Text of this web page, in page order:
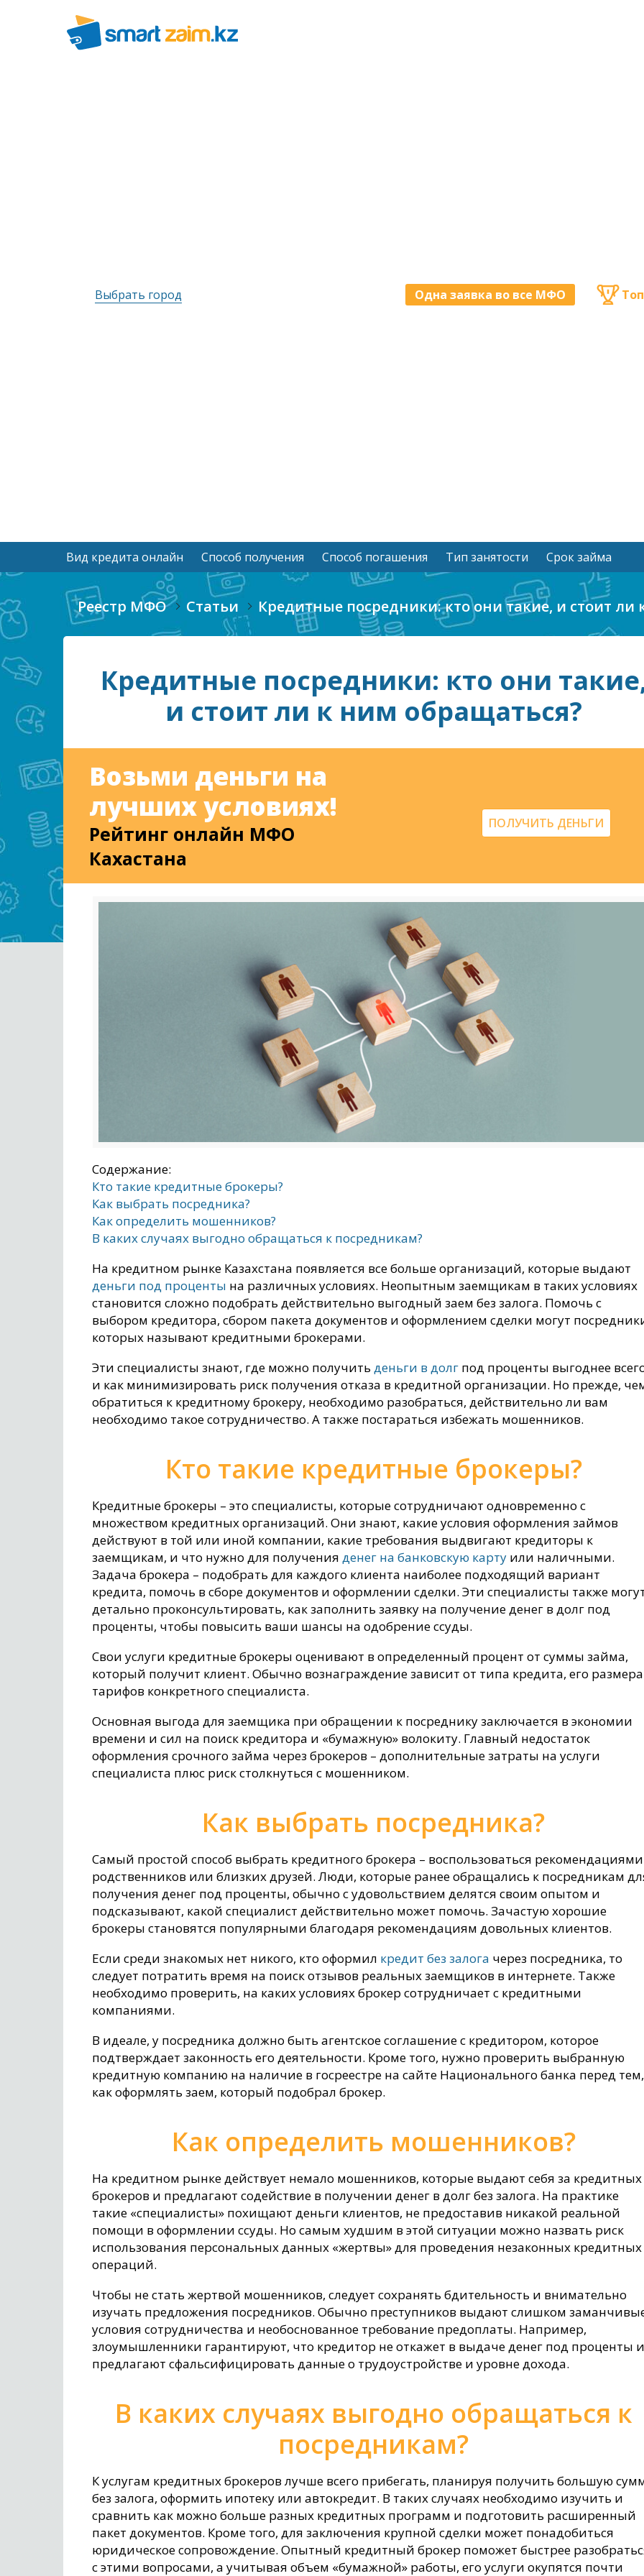
Выбрать город Одна заявка во все МФО
Вид кредита онлайн Способ получения Способ погашения Тип занятости Срок займа
Реестр МФО Статьи Кредитные посредники: кто они такие, и стоит ли
Кредитные посредники: кто они
и стоит ли к ним обращаться?
Возьми деньги на
лучших условиях!
Рейтинг онлайн МФО
Кахастана
ПОЛУЧИТЬ ДЕНЬГИ
Содержание:
Кто такие кредитные брокеры?
Как выбрать посредника?
Как определить мошенников?
В каких случаях выгодно обращаться к посредникам?
На кредитном рынке Казахстана появляется все больше организаций, которые выдают
деньги под проценты на различных условиях. Неопытным заемщикам в таких условиях
становится сложно подобрать действительно выгодный заем без залога. Помочь с
выбором кредитора, сбором пакета документов и оформлением сделки могут
которых называют кредитными брокерами.
Эти специалисты знают, где можно получить деньги в долг под проценты выгоднее
и как минимизировать риск получения отказа в кредитной организации. Но прежде,
обратиться к кредитному брокеру, необходимо разобраться, действительно ли вам
необходимо такое сотрудничество. А также постараться избежать мошенников.
Кто такие кредитные брокеры?
Кредитные брокеры – это специалисты, которые сотрудничают одновременно с
множеством кредитных организаций. Они знают, какие условия оформления займов
действуют в той или иной компании, какие требования выдвигают кредиторы к
заемщикам, и что нужно для получения денег на банковскую карту или наличными.
Задача брокера – подобрать для каждого клиента наиболее подходящий вариант
кредита, помочь в сборе документов и оформлении сделки. Эти специалисты также
детально проконсультировать, как заполнить заявку на получение денег в долг под
проценты, чтобы повысить ваши шансы на одобрение ссуды.
Свои услуги кредитные брокеры оценивают в определенный процент от суммы займа,
который получит клиент. Обычно вознаграждение зависит от типа кредита, его
тарифов конкретного специалиста.
Основная выгода для заемщика при обращении к посреднику заключается в экономии
времени и сил на поиск кредитора и «бумажную» волокиту. Главный недостаток
оформления срочного займа через брокеров – дополнительные затраты на услуги
специалиста плюс риск столкнуться с мошенником.
Как выбрать посредника?
Самый простой способ выбрать кредитного брокера – воспользоваться рекомендациями
родственников или близких друзей. Люди, которые ранее обращались к посредникам
получения денег под проценты, обычно с удовольствием делятся своим опытом и
подсказывают, какой специалист действительно может помочь. Зачастую хорошие
брокеры становятся популярными благодаря рекомендациям довольных клиентов.
Если среди знакомых нет никого, кто оформил кредит без залога через посредника, то
следует потратить время на поиск отзывов реальных заемщиков в интернете. Также
необходимо проверить, на каких условиях брокер сотрудничает с кредитными
компаниями.
В идеале, у посредника должно быть агентское соглашение с кредитором, которое
подтверждает законность его деятельности. Кроме того, нужно проверить выбранную
кредитную компанию на наличие в госреестре на сайте Национального банка перед тем,
как оформлять заем, который подобрал брокер.
Как определить мошенников?
На кредитном рынке действует немало мошенников, которые выдают себя за кредитных
брокеров и предлагают содействие в получении денег в долг без залога. На практике
такие «специалисты» похищают деньги клиентов, не предоставив никакой реальной
помощи в оформлении ссуды. Но самым худшим в этой ситуации можно назвать риск
использования персональных данных «жертвы» для проведения незаконных кредитных
операций.
Чтобы не стать жертвой мошенников, следует сохранять бдительность и внимательно
изучать предложения посредников. Обычно преступников выдают слишком
условия сотрудничества и необоснованное требование предоплаты. Например,
злоумышленники гарантируют, что кредитор не откажет в выдаче денег под проценты и
предлагают сфальсифицировать данные о трудоустройстве и уровне дохода.
В каких случаях выгодно обращаться к
посредникам?
К услугам кредитных брокеров лучше всего прибегать, планируя получить большую
без залога, оформить ипотеку или автокредит. В таких случаях необходимо изучить и
сравнить как можно больше разных кредитных программ и подготовить расширенный
пакет документов. Кроме того, для заключения крупной сделки может понадобиться
юридическое сопровождение. Опытный кредитный брокер поможет быстрее
с этими вопросами, а учитывая объем «бумажной» работы, его услуги окупятся почти